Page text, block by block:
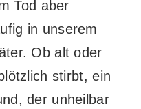
Tod aber
in unserem
Ob alt oder
stirbt, ein
der unheilbar